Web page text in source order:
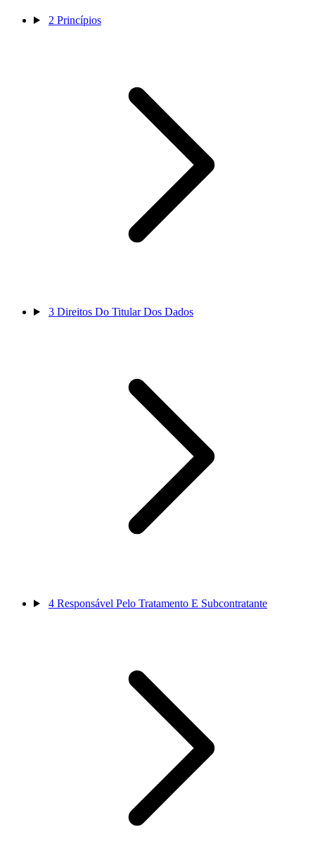
2 Princípios
3 Direitos Do Titular Dos Dados
4 Responsável Pelo Tratamento E Subcontratante